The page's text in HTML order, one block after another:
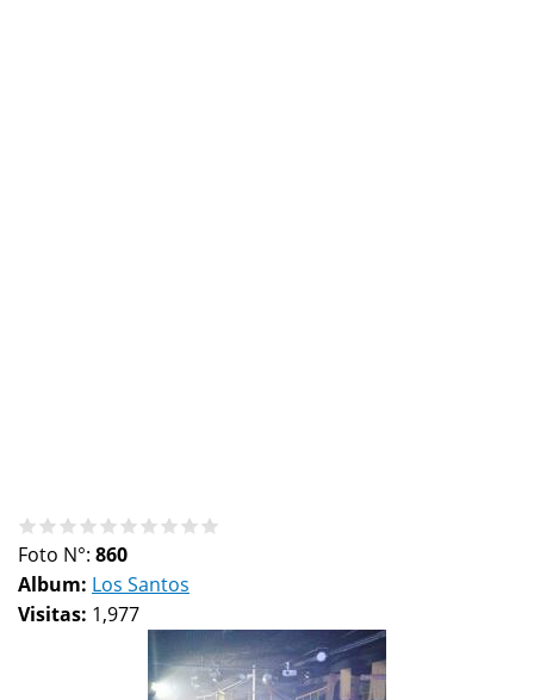
Foto N°: 860
Album: Los Santos
Visitas: 1,977